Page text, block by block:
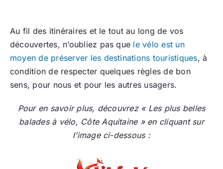
Au fil des itinéraires et le tout au long de vos
découvertes, n’oubliez pas que le vélo est un
moyen de préserver les destinations touristiques, à
condition de respecter quelques règles de bon
sens, pour nous et pour les autres usagers.
Pour en savoir plus, découvrez « Les plus belles
balades à vélo, Côte Aquitaine » en cliquant sur
l’image ci-dessous :